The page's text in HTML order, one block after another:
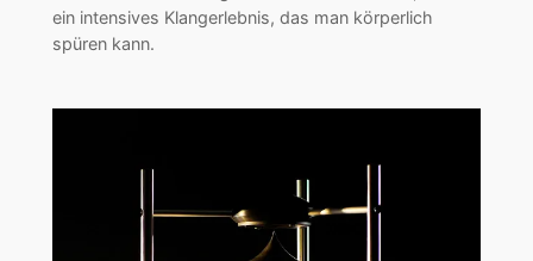
ein intensives Klangerlebnis, das man körperlich
spüren kann.